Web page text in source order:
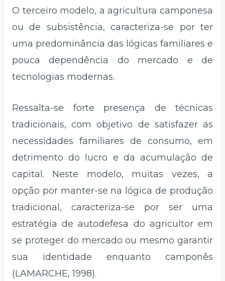
O terceiro modelo, a agricultura camponesa
ou de subsistência, caracteriza-se por ter
uma predominância das lógicas familiares e
pouca dependência do mercado e de
tecnologias modernas.
Ressalta-se forte presença de técnicas
tradicionais, com objetivo de satisfazer as
necessidades familiares de consumo, em
detrimento do lucro e da acumulação de
capital. Neste modelo, muitas vezes, a
opção por manter-se na lógica de produção
tradicional, caracteriza-se por ser uma
estratégia de autodefesa do agricultor em
se proteger do mercado ou mesmo garantir
sua identidade enquanto camponês
(LAMARCHE, 1998).